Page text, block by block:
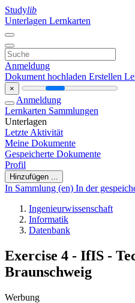
Studylib
Unterlagen Lernkarten
Anmeldung
Dokument hochladen Erstellen
×
Anmeldung
Lernkarten Sammlungen
Unterlagen
Letzte Aktivität
Meine Dokumente
Gespeicherte Dokumente
Profil
Hinzufügen ...
In Sammlung (en) In der
Ingenieurwissenschaft
Informatik
Datenbank
Exercise 4 - IfIS -
Braunschweig
Werbung